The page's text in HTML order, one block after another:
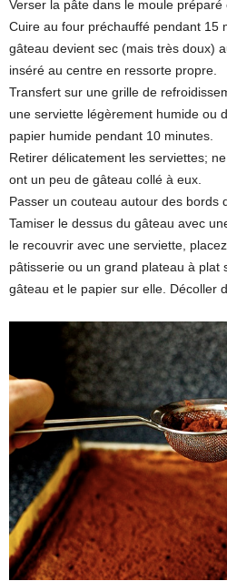
Verser la pâte dans le moule préparé
Cuire au four préchauffé pendant 15
gâteau devient sec (mais très doux)
inséré au centre en ressorte propre.
Transfert sur une grille de
une serviette légèrement humide ou
papier humide pendant 10 minutes.
Retirer délicatement les serviettes;
ont un peu de gâteau collé à eux.
Passer un couteau autour des bords
Tamiser le dessus du gâteau avec
le recouvrir avec une serviette,
pâtisserie ou un grand plateau à plat
gâteau et le papier sur elle. Décoller